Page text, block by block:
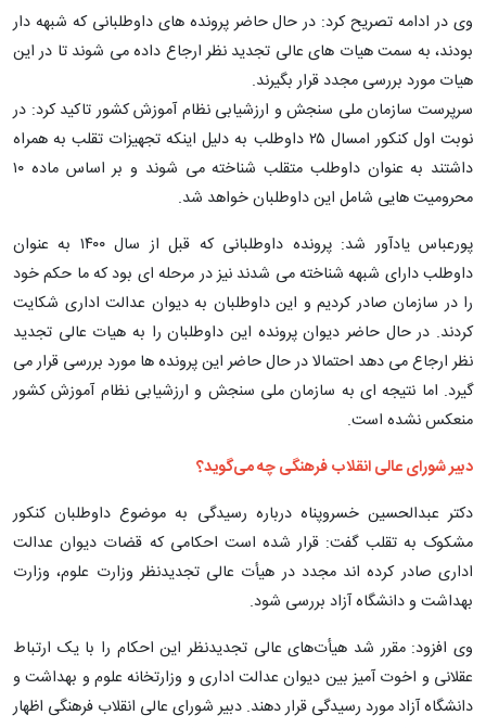
وی در ادامه تصریح کرد: در حال حاضر پرونده های داوطلبانی که شبهه دار
بودند، به سمت هیات های عالی تجدید نظر ارجاع داده می شوند تا در این
هیات مورد بررسی مجدد قرار بگیرند.
سرپرست سازمان ملی سنجش و ارزشیابی نظام آموزش کشور تاکید کرد: در
نوبت اول کنکور امسال ۲۵ داوطلب به دلیل اینکه تجهیزات تقلب به همراه
داشتند به عنوان داوطلب متقلب شناخته می شوند و بر اساس ماده ۱۰
محرومیت هایی شامل این داوطلبان خواهد شد.
پورعباس یادآور شد: پرونده داوطلبانی که قبل از سال ۱۴۰۰ به عنوان
داوطلب دارای شبهه شناخته می شدند نیز در مرحله ای بود که ما حکم خود
را در سازمان صادر کردیم و این داوطلبان به دیوان عدالت اداری شکایت
کردند. در حال حاضر دیوان پرونده این داوطلبان را به هیات عالی تجدید
نظر ارجاع می دهد احتمالا در حال حاضر این پرونده ها مورد بررسی قرار می
گیرد. اما نتیجه ای به سازمان ملی سنجش و ارزشیابی نظام آموزش کشور
منعکس نشده است.
دبیر شورای عالی انقلاب فرهنگی چه می‌گوید؟
دکتر عبدالحسین خسروپناه درباره رسیدگی به موضوع داوطلبان کنکور
مشکوک به تقلب گفت: قرار شده است احکامی که قضات دیوان عدالت
اداری صادر کرده اند مجدد در هیأت عالی تجدیدنظر وزارت علوم، وزارت
بهداشت و دانشگاه آزاد بررسی شود.
وی افزود: مقرر شد هیأت‌های عالی تجدیدنظر این احکام را با یک ارتباط
عقلانی و اخوت آمیز بین دیوان عدالت اداری و وزارتخانه علوم و بهداشت و
دانشگاه آزاد مورد رسیدگی قرار دهند. دبیر شورای عالی انقلاب فرهنگی اظهار